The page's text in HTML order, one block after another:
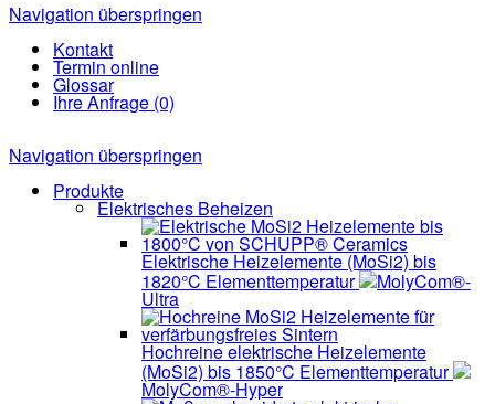
Navigation überspringen
Kontakt
Termin online
Glossar
Ihre Anfrage (0)
Navigation überspringen
Produkte
Elektrisches Beheizen
Elektrische Heizelemente (MoSi2) bis
1820°C Elementtemperatur MolyCom®-
Ultra
Hochreine elektrische Heizelemente
(MoSi2) bis 1850°C Elementtemperatur
MolyCom®-Hyper